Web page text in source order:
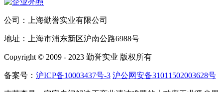
公司：上海勤誉实业有限公司
地址：上海市浦东新区沪南公路6988号
Copyright © 2009 - 2023 勤誉实业 版权所有
备案号： 沪ICP备10003437号-3 沪公网安备31011502003628号